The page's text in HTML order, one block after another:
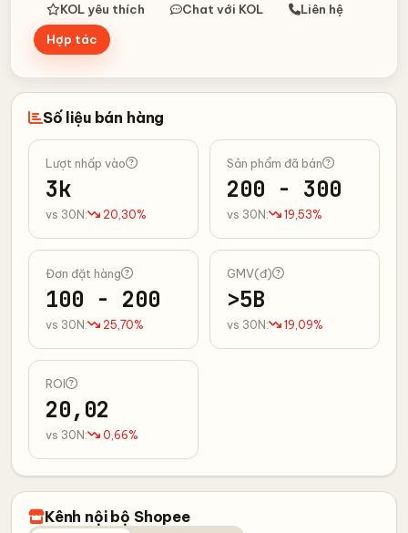
KOL yêu thích Chat với KOL Liên hệ
Hợp tác
Số liệu bán hàng
Lượt nhấp vào
3k
vs 30N: 20,30%
Sản phẩm đã bán
200 - 300
vs 30N: 19,53%
Đơn đặt hàng
100 - 200
vs 30N: 25,70%
GMV(đ)
>5B
vs 30N: 19,09%
ROI
20,02
vs 30N: 0,66%
Kênh nội bộ Shopee